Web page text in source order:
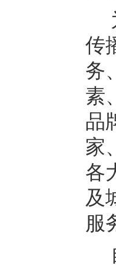
传
务
素
品
家
各
及
服